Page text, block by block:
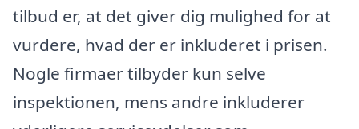
tilbud er, at det giver dig mulighed for at
vurdere, hvad der er inkluderet i prisen.
Nogle firmaer tilbyder kun selve
inspektionen, mens andre inkluderer